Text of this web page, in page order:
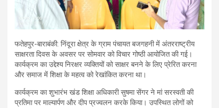
फतेहपुर-बाराबंकी: निंदूरा क्षेत्र के ग्राम पंचायत बजगहनी में अंतरराष्ट्रीय
साक्षरता दिवस के अवसर पर सोमवार को विचार गोष्ठी आयोजित की गई।
कार्यक्रम का उद्देश्य निरक्षर व्यक्तियों को साक्षर बनने के लिए प्रेरित करना
और समाज में शिक्षा के महत्व को रेखांकित करना था।
कार्यक्रम का शुभारंभ खंड शिक्षा अधिकारी सुषमा सेंगर ने मां सरस्वती की
प्रतिमा पर माल्यार्पण और दीप प्रज्वलन करके किया। उपस्थित लोगों को